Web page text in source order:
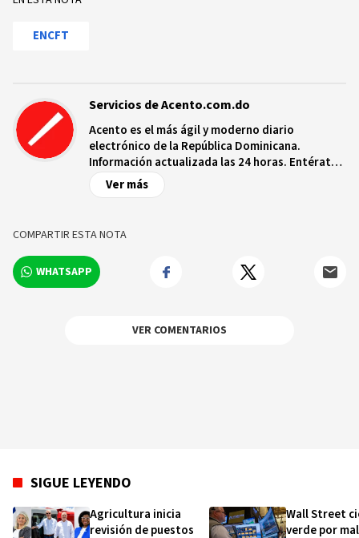
ENCFT
Servicios de Acento.com.do
Acento es el más ágil y moderno diario
electrónico de la República Dominicana.
Información actualizada las 24 horas. Entérate
de las noticias y sucesos más importantes a
nivel nacional e internacional, videos y fotos
relevantes en tiempo real.
Ver más
COMPARTIR ESTA NOTA
WHATSAPP
VER COMENTARIOS
SIGUE LEYENDO
Agricultura inicia
revisión de puestos
Wall Street
verde por